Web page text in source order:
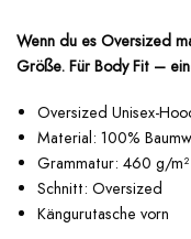
Wenn du es Oversized
Größe. Für Body Fit –
Oversized Unisex-
Material: 100%
Grammatur: 460 g/m²
Schnitt: Oversized
Kängurutasche vorn